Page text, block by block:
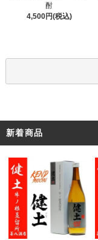
酎
4,500円(税込)
新着商品